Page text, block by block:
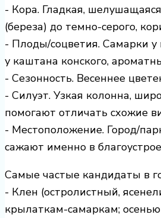
- Кора. Гладкая,
(береза) до темно-серого,
- Плоды/соцветия. Самарки у
у каштана конского,
- Сезонность. Весеннее
- Силуэт. Узкая колонна,
помогают отличать схожие
- Местоположение. Город/
сажают именно в
Самые частые кандидаты в
- Клен (остролистный,
крылаткам-самаркам;